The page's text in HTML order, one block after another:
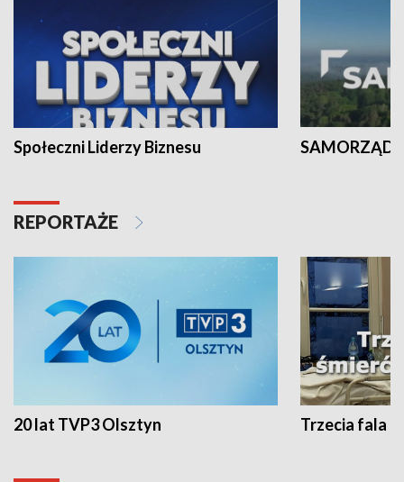
Społeczni Liderzy Biznesu SAMORZĄD
REPORTAŻE
20 lat TVP3 Olsztyn Trzecia fala -